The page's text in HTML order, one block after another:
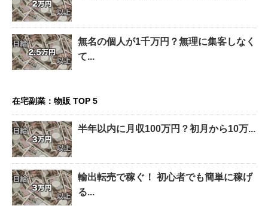
無名の個人が1千万円？無理に集客しなく
て...
在宅副業：物販 TOP 5
半年以内に月収100万円？初月から10万...
輸出転売で稼ぐ！ 初心者でも簡単に稼げ
る...